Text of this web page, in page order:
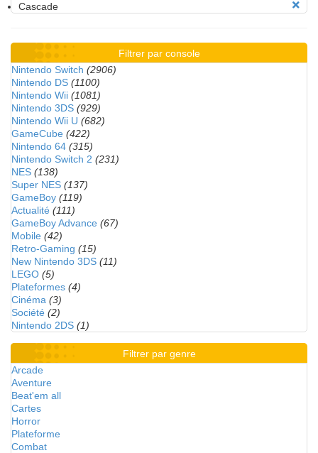
Cascade
Filtrer par console
Nintendo Switch (2906)
Nintendo DS (1100)
Nintendo Wii (1081)
Nintendo 3DS (929)
Nintendo Wii U (682)
GameCube (422)
Nintendo 64 (315)
Nintendo Switch 2 (231)
NES (138)
Super NES (137)
GameBoy (119)
Actualité (111)
GameBoy Advance (67)
Mobile (42)
Retro-Gaming (15)
New Nintendo 3DS (11)
LEGO (5)
Plateformes (4)
Cinéma (3)
Société (2)
Nintendo 2DS (1)
Filtrer par genre
Arcade
Aventure
Beat'em all
Cartes
Horror
Plateforme
Combat